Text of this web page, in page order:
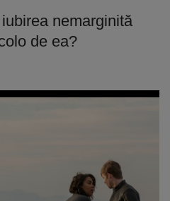
nemarginită
de ea?